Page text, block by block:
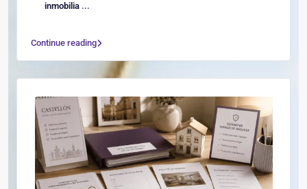
inmobilia ...
Continue reading